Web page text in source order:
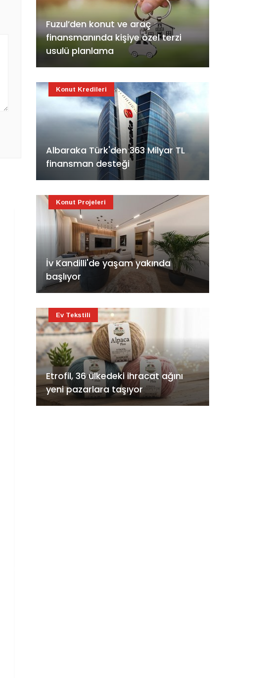
Fuzul’den konut ve araç
finansmanında kişiye özel terzi
usulü planlama
Albaraka Türk'den 363 Milyar TL
finansman desteği
Konut Kredileri
İv Kandilli'de yaşam yakında
başlıyor
Konut Projeleri
Etrofil, 36 ülkedeki ihracat ağını
yeni pazarlara taşıyor
Ev Tekstili